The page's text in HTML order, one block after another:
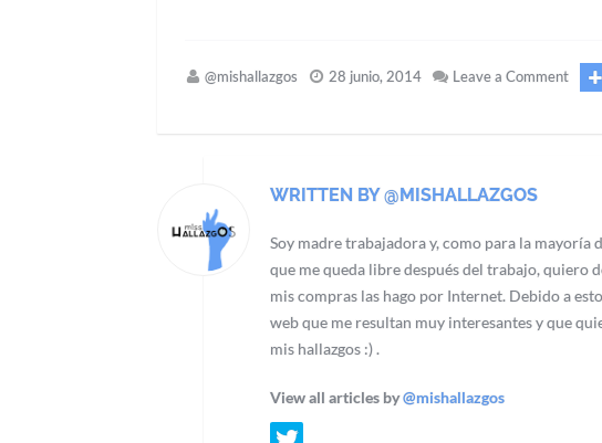
@mishallazgos 28 junio, 2014 Leave a Comment
WRITTEN BY @MISHALLAZGOS
Soy madre trabajadora y, como para la mayoría
que me queda libre después del trabajo, quiero
mis compras las hago por Internet. Debido a
web que me resultan muy interesantes y que
mis hallazgos :) .
View all articles by@mishallazgos